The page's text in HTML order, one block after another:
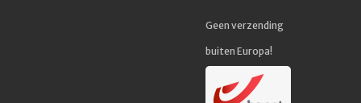
Geen verzending
buiten Europa!